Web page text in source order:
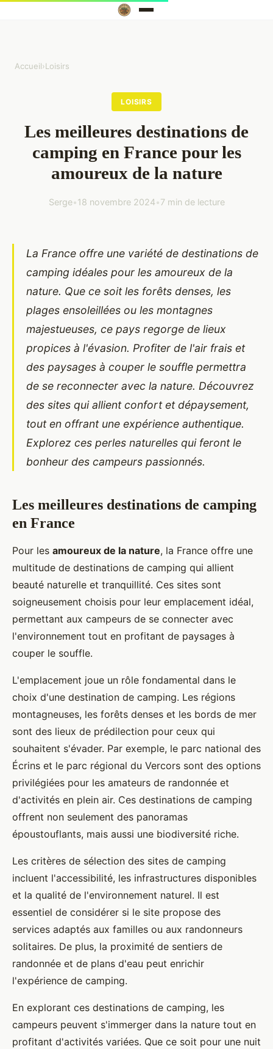
Accueil›Loisirs
LOISIRS
Les meilleures destinations de
camping en France pour les
amoureux de la nature
Serge•18 novembre 2024•7 min de lecture
La France offre une variété de destinations de
camping idéales pour les amoureux de la
nature. Que ce soit les forêts denses, les
plages ensoleillées ou les montagnes
majestueuses, ce pays regorge de lieux
propices à l'évasion. Profiter de l'air frais et
des paysages à couper le souffle permettra
de se reconnecter avec la nature. Découvrez
des sites qui allient confort et dépaysement,
tout en offrant une expérience authentique.
Explorez ces perles naturelles qui feront le
bonheur des campeurs passionnés.
Les meilleures destinations de camping
en France
Pour les amoureux de la nature, la France offre une
multitude de destinations de camping qui allient
beauté naturelle et tranquillité. Ces sites sont
soigneusement choisis pour leur emplacement idéal,
permettant aux campeurs de se connecter avec
l'environnement tout en profitant de paysages à
couper le souffle.
L'emplacement joue un rôle fondamental dans le
choix d'une destination de camping. Les régions
montagneuses, les forêts denses et les bords de mer
sont des lieux de prédilection pour ceux qui
souhaitent s'évader. Par exemple, le parc national des
Écrins et le parc régional du Vercors sont des options
privilégiées pour les amateurs de randonnée et
d'activités en plein air. Ces destinations de camping
offrent non seulement des panoramas
époustouflants, mais aussi une biodiversité riche.
Les critères de sélection des sites de camping
incluent l'accessibilité, les infrastructures disponibles
et la qualité de l'environnement naturel. Il est
essentiel de considérer si le site propose des
services adaptés aux familles ou aux randonneurs
solitaires. De plus, la proximité de sentiers de
randonnée et de plans d'eau peut enrichir
l'expérience de camping.
En explorant ces destinations de camping, les
campeurs peuvent s'immerger dans la nature tout en
profitant d'activités variées. Que ce soit pour une nuit